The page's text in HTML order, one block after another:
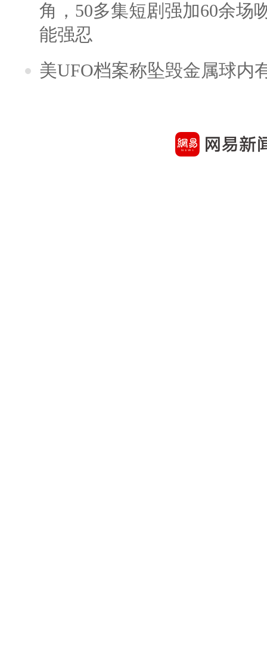
角，50多集短剧强加60余场
能强忍
美UFO档案称坠毁金属球内